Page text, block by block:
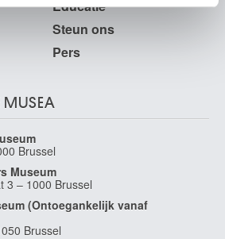
1557 - Venetië (Italië) 1622
Educatie
Steun ons
Pers
MUSEA
Brussel
Museum
3 – 1000 Brussel
(Ontoegankelijk vanaf
Brussel